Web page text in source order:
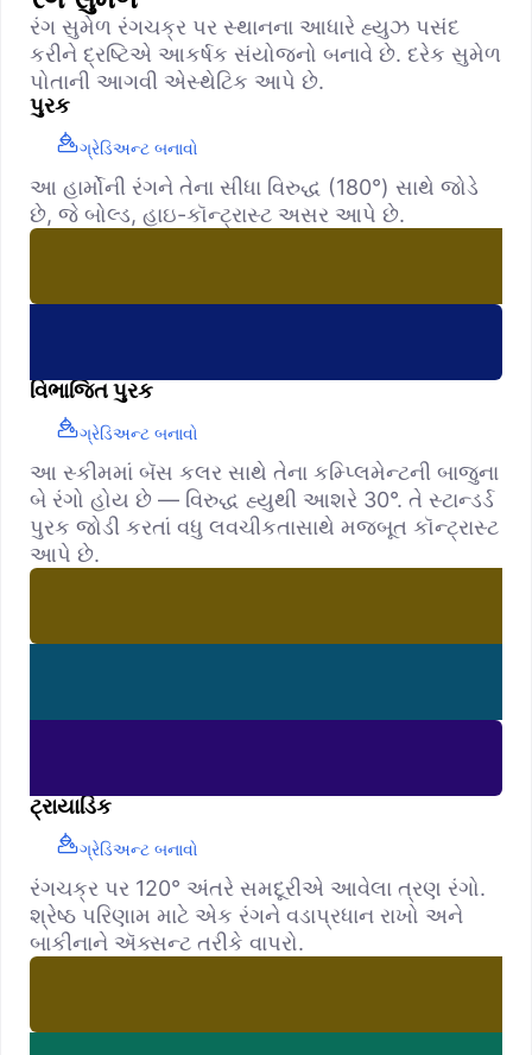
રંગ સુમેળ રંગચક્ર પર સ્થાનના આધારે હ્યુઝ પસંદ
કરીને દ્રષ્ટિએ આકર્ષક સંયોજનો બનાવે છે. દરેક સુમેળ
પોતાની આગવી એસ્થેટિક આપે છે.
પુરક
ગ્રેડિઅન્ટ બનાવો
આ હાર્મોની રંગને તેના સીધા વિરુદ્ધ (180°) સાથે જોડે
છે, જે બોલ્ડ, હાઇ-કૉન્ટ્રાસ્ટ અસર આપે છે.
વિભાજિત પુરક
ગ્રેડિઅન્ટ બનાવો
આ સ્કીમમાં બૅસ કલર સાથે તેના કમ્પ્લિમેન્ટની બાજુના
બે રંગો હોય છે — વિરુદ્ધ હ્યુથી આશરે 30°. તે સ્ટાન્ડર્ડ
પુરક જોડી કરતાં વધુ લવચીકતાસાથે મજબૂત કૉન્ટ્રાસ્ટ
આપે છે.
ટ્રાયાડિક
ગ્રેડિઅન્ટ બનાવો
રંગચક્ર પર 120° અંતરે સમદૂરીએ આવેલા ત્રણ રંગો.
શ્રેષ્ઠ પરિણામ માટે એક રંગને વડાપ્રધાન રાખો અને
બાકીનાને ઍક્સન્ટ તરીકે વાપરો.